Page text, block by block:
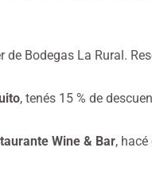
Bodegas La Rural.
, tenés 15 % de
Wine & Bar,